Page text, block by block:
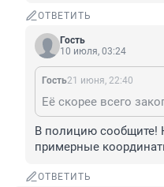
ОТВЕТИТЬ
Гость
10 июля, 03:24
Гость21 июня, 22:40
В полицию сообщите!
примерные
ОТВЕТИТЬ